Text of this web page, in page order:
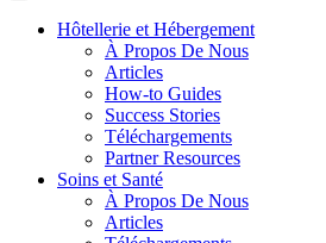
Hôtellerie et Hébergement
À Propos De Nous
Articles
How-to Guides
Success Stories
Téléchargements
Partner Resources
Soins et Santé
À Propos De Nous
Articles